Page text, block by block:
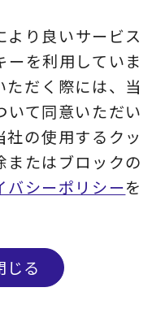
ム、ビジネス用
実務に役立つコ
より良いサービス
ーを利用していま
ただく際には、当
て同意いただい
の使用するクッ
またはブロックの
バシーポリシーを
じる